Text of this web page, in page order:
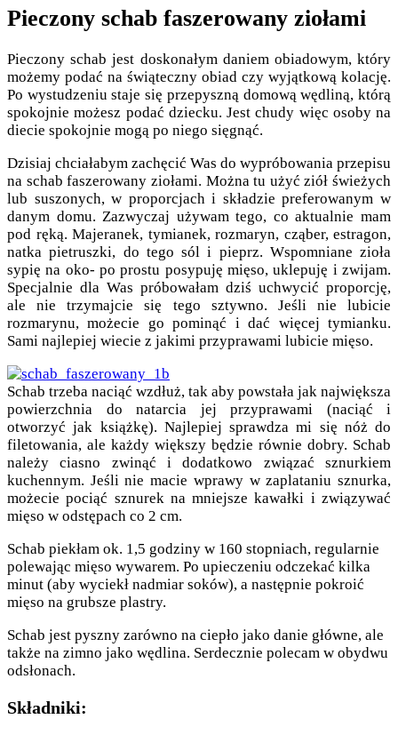
Pieczony schab faszerowany ziołami
Pieczony schab jest doskonałym daniem obiadowym, który
możemy podać na świąteczny obiad czy wyjątkową kolację.
Po wystudzeniu staje się przepyszną domową wędliną, którą
spokojnie możesz podać dziecku. Jest chudy więc osoby na
diecie spokojnie mogą po niego sięgnąć.
Dzisiaj chciałabym zachęcić Was do wypróbowania przepisu
na schab faszerowany ziołami. Można tu użyć ziół świeżych
lub suszonych, w proporcjach i składzie preferowanym w
danym domu. Zazwyczaj używam tego, co aktualnie mam
pod ręką. Majeranek, tymianek, rozmaryn, cząber, estragon,
natka pietruszki, do tego sól i pieprz. Wspomniane zioła
sypię na oko- po prostu posypuję mięso, uklepuję i zwijam.
Specjalnie dla Was próbowałam dziś uchwycić proporcję,
ale nie trzymajcie się tego sztywno. Jeśli nie lubicie
rozmarynu, możecie go pominąć i dać więcej tymianku.
Sami najlepiej wiecie z jakimi przyprawami lubicie mięso.
Schab trzeba naciąć wzdłuż, tak aby powstała jak największa
powierzchnia do natarcia jej przyprawami (naciąć i
otworzyć jak książkę). Najlepiej sprawdza mi się nóż do
filetowania, ale każdy większy będzie równie dobry. Schab
należy ciasno zwinąć i dodatkowo związać sznurkiem
kuchennym. Jeśli nie macie wprawy w zaplataniu sznurka,
możecie pociąć sznurek na mniejsze kawałki i związywać
mięso w odstępach co 2 cm.
Schab piekłam ok. 1,5 godziny w 160 stopniach, regularnie
polewając mięso wywarem. Po upieczeniu odczekać kilka
minut (aby wyciekł nadmiar soków), a następnie pokroić
mięso na grubsze plastry.
Schab jest pyszny zarówno na ciepło jako danie główne, ale
także na zimno jako wędlina. Serdecznie polecam w obydwu
odsłonach.
Składniki: